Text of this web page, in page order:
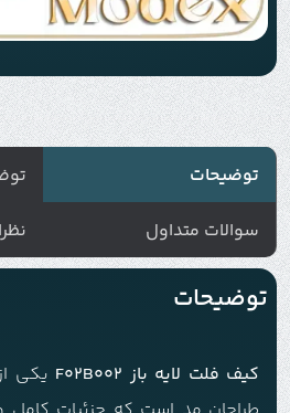
توضیحات
سوالات متداول
توضیحات
کیف فلت لایه باز F02B002
یکی